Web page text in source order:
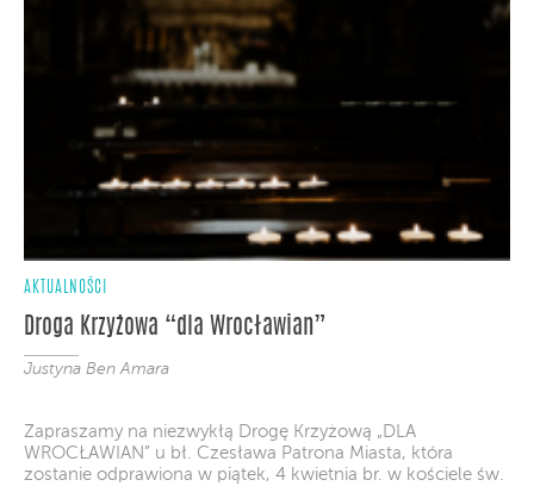
AKTUALNOŚCI
Droga Krzyżowa “dla Wrocławian”
Justyna Ben Amara
Zapraszamy na niezwykłą Drogę Krzyżową „DLA
WROCŁAWIAN” u bł. Czesława Patrona Miasta, która
zostanie odprawiona w piątek, 4 kwietnia br. w kościele św.